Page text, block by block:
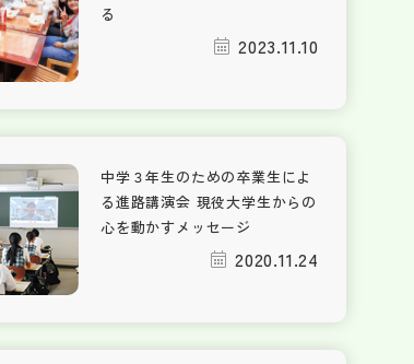
る
2023.11.10
中学３年生のための卒業生によ
る進路講演会 現役大学生からの
心を動かすメッセージ
2020.11.24